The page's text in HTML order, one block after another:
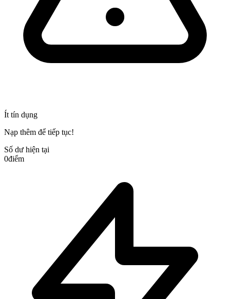
Ít tín dụng
Nạp thêm để tiếp tục!
Số dư hiện tại
0điểm